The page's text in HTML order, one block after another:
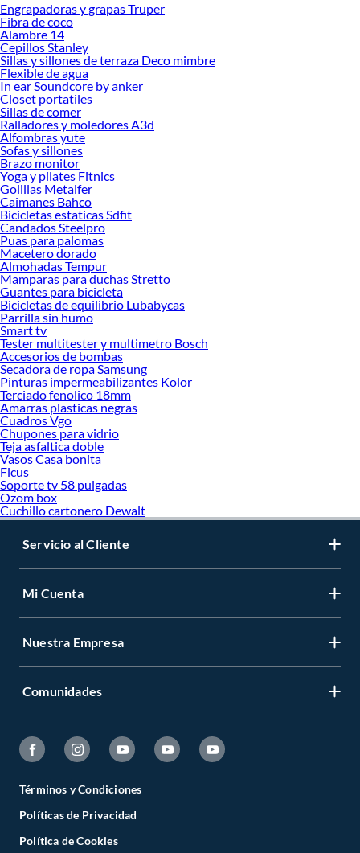
Desde remodelaciones hasta proyectos de decoración, estamos aquí para hacer
tus ideas realidad. ¡Visítanos y encuentra todo lo que tenemos para ofrecerte en
Sofás y Sillones!
Explora la variedad de productos de Sofás y Sillones en Sodimac
Herramientas, materiales y accesorios de calidad para tus proyectos y
renovación de espacios. ¡Visítanos y descubre todo lo que tenemos para
ofrecerte!
Encuentra una amplia variedad de productos de Sofás y Sillones en Sodimac.
Encuentra todo lo necesario para tus proyectos de renovación y decoración.
¡Visítanos y haz tus ideas realidad!
Engrapadoras y grapas Truper
Fibra de coco
Alambre 14
Cepillos Stanley
Sillas y sillones de terraza Deco mimbre
Flexible de agua
In ear Soundcore by anker
Closet portatiles
Sillas de comer
Ralladores y moledores A3d
Alfombras yute
Sofas y sillones
Brazo monitor
Yoga y pilates Fitnics
Golillas Metalfer
Caimanes Bahco
Bicicletas estaticas Sdfit
Candados Steelpro
Puas para palomas
Macetero dorado
Almohadas Tempur
Mamparas para duchas Stretto
Guantes para bicicleta
Bicicletas de equilibrio Lubabycas
Parrilla sin humo
Smart tv
Tester multitester y multimetro Bosch
Accesorios de bombas
Secadora de ropa Samsung
Pinturas impermeabilizantes Kolor
Terciado fenolico 18mm
Amarras plasticas negras
Cuadros Vgo
Chupones para vidrio
Teja asfaltica doble
Vasos Casa bonita
Ficus
Soporte tv 58 pulgadas
Ozom box
Cuchillo cartonero Dewalt
Servicio al Cliente
Mi Cuenta
Nuestra Empresa
Comunidades
Términos y Condiciones
Políticas de Privacidad
Política de Cookies